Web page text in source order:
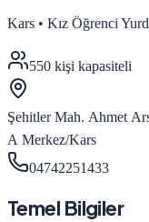
Kars • Kız Öğrenci
550 kişi kapasiteli
Şehitler Mah. Ahmet
A Merkez/Kars
04742251433
Temel Bilgiler